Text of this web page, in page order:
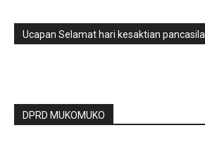
Ucapan Selamat hari kesaktian pancasila
DPRD MUKOMUKO